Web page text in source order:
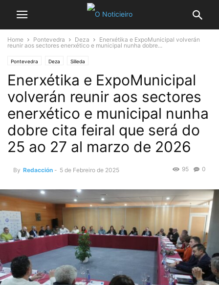
Home Pontevedra Deza
Enerxétika e ExpoMunicipal volverán
reunir aos sectores enerxético e municipal nunha dobre...
Pontevedra Deza Silleda
Enerxétika e ExpoMunicipal
volverán reunir aos sectores
enerxético e municipal nunha
dobre cita feiral que será do
25 ao 27 al marzo de 2026
By Redacción - 5 de Febreiro de 2025 0
95